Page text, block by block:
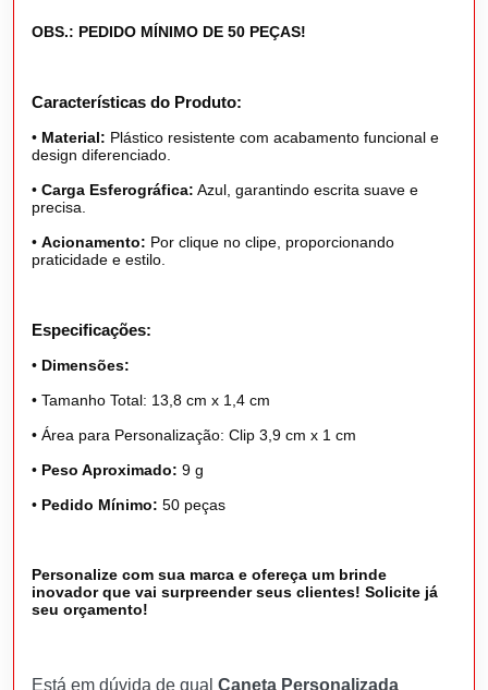
OBS.: PEDIDO MÍNIMO DE 50 PEÇAS!
Características do Produto:
• Material: Plástico resistente com acabamento funcional e
design diferenciado.
• Carga Esferográfica: Azul, garantindo escrita suave e
precisa.
• Acionamento: Por clique no clipe, proporcionando
praticidade e estilo.
Especificações:
• Dimensões:
• Tamanho Total: 13,8 cm x 1,4 cm
• Área para Personalização: Clip 3,9 cm x 1 cm
• Peso Aproximado: 9 g
• Pedido Mínimo: 50 peças
Personalize com sua marca e ofereça um brinde
inovador que vai surpreender seus clientes! Solicite já
seu orçamento!
Está em dúvida de qual Caneta Personalizada